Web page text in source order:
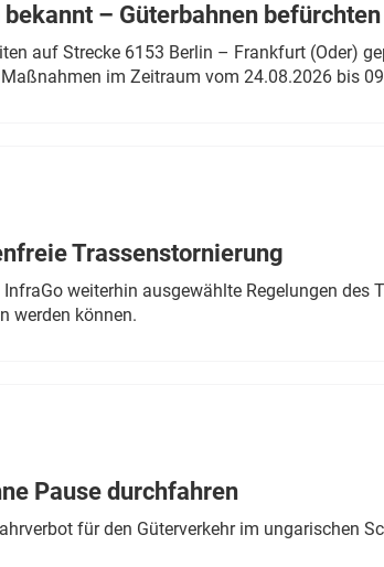
– Güterbahnen
auf Strecke 6153 Berlin – Frankfurt (Oder)
im Zeitraum vom 24.08.2026 bis
Trassenstornierung
weiterhin ausgewählte Regelungen des
werden können.
Pause durchfahren
für den Güterverkehr im ungarischen